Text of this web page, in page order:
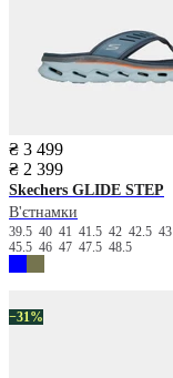
₴ 3 499
₴ 2 399
Skechers GLIDE STEP
В'єтнамки
39.5 40 41 41.5 42 42.5 43
45.5 46 47 47.5 48.5
−31%